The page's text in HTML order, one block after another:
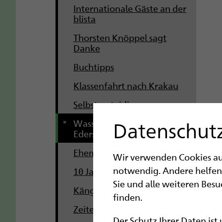
Internationale Gäste an der
blista
Thorsten Knöppel sagt
Danke
Buchtipps
Klassenfahrt nach Krakau
Selbstverteidigung
Wassersportprojekt am
Edersee
Ehemaligentreffen der BtG
10 Jahre Montessori-Schule
Känguru-Wettbewerb 2025
Zeitenwende
Wir verwenden Cookies
notwendig. Andere
Sie und alle weiteren
finden.